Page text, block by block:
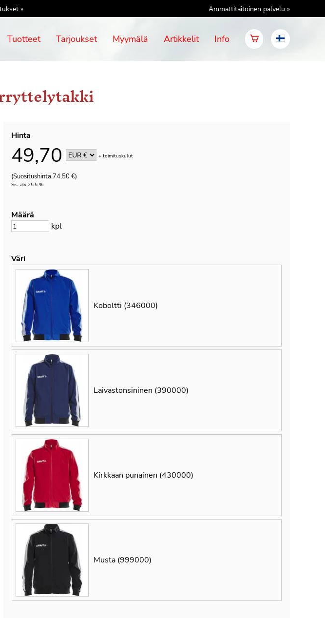
» Ammattitaitoinen palvelu »
Tuotteet Tarjoukset Myymälä Artikkelit Info
Hinta
49,70 +toimituskulut
(Suositushinta 74,50 €)
Sis. alv 25.5 %
Määrä
kpl
Väri
Koboltti (346000)
Laivastonsininen (390000)
Kirkkaan punainen (430000)
Musta (999000)